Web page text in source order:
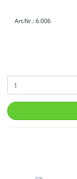
Art.Nr.: 6.006